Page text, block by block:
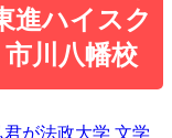
進ハイスク
川八幡校